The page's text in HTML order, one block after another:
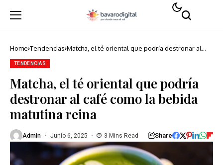
Home Tendencias Matcha, el té oriental que podría destronar al
TENDENCIAS
Matcha, el té oriental que podría
destronar al café como la bebida
matutina reina
Admin Junio 6, 2025 3 Mins Read Share